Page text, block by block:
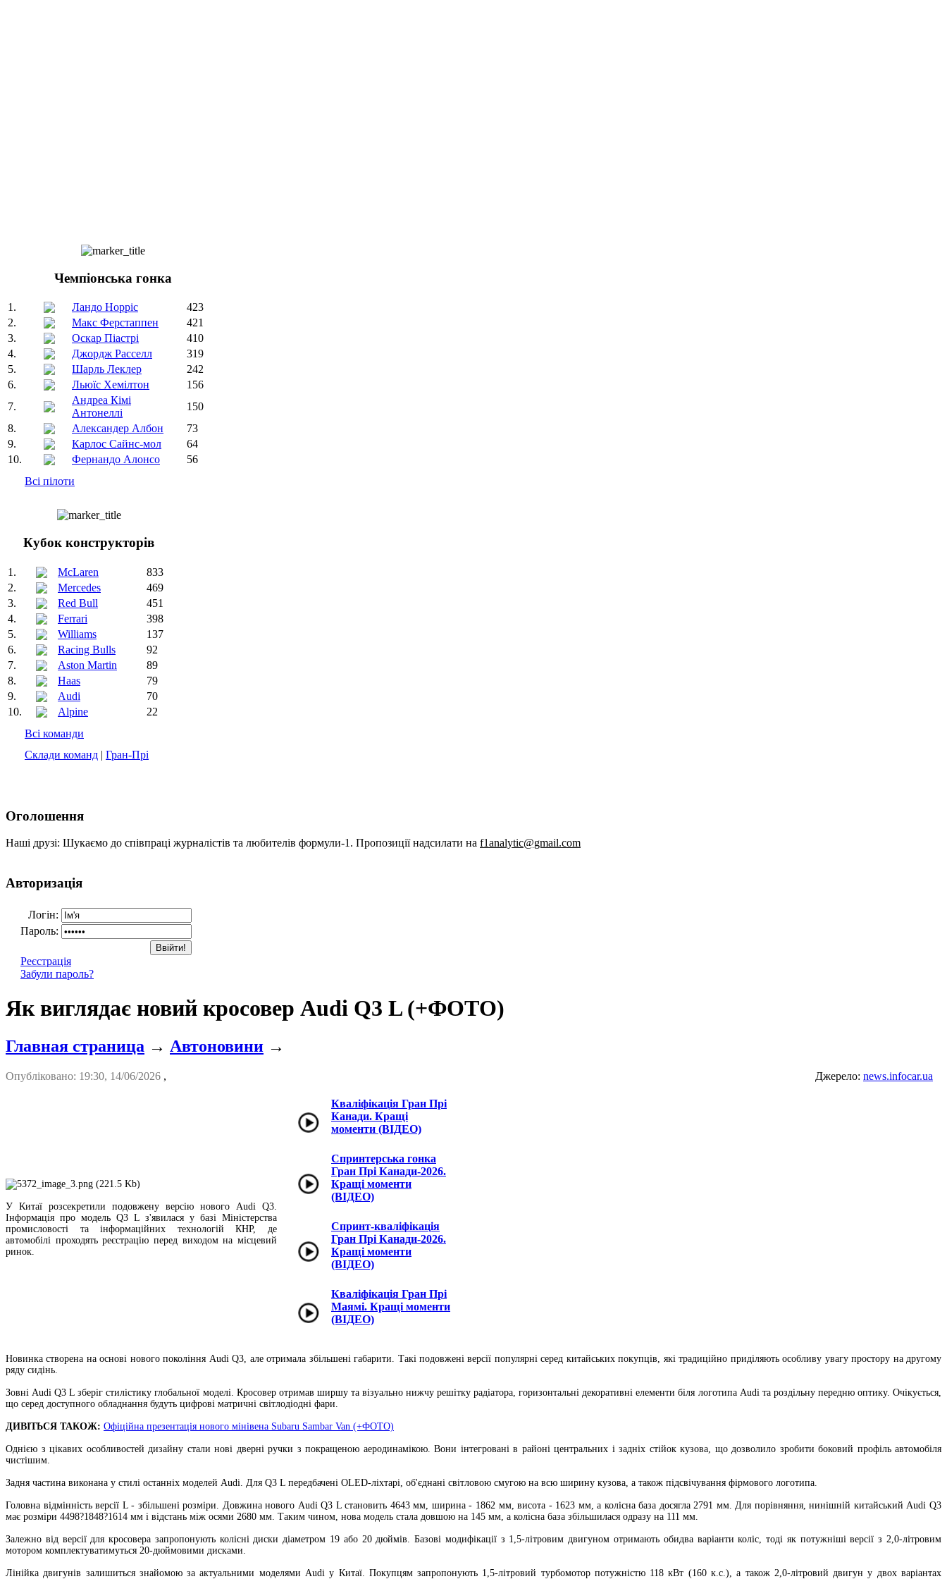
Чемпіонська гонка
1. Ландо Норріс
423
2.
Макс Ферстаппен
421
3.
Оскар Піастрі
410
4.
Джордж Расселл
319
5.
Шарль Леклер
242
6.
Льюїс Хемілтон
156
7.
Андреа Кімі
Антонеллі
150
8.
Александер Албон
73
9.
Карлос Сайнс-мол
64
10.
Фернандо Алонсо
56
Всі пілоти
Кубок конструкторів
1. McLaren
833
2.
Mercedes
469
3.
Red Bull
451
4.
Ferrari
398
5.
Williams
137
6.
Racing Bulls
92
7.
Aston Martin
89
8.
Haas
79
9.
Audi
70
10.
Alpine
22
Всі команди
Склади команд | Гран-Прі
Оголошення
Наші друзі: Шукаємо до співпраці журналістів та любителів формули-1. Пропозиції надсилати на f1analytic@gmail.com
Авторизація
Логін:
Пароль:
Реєстрація
Забули пароль?
Як виглядає новий кросовер Audi Q3 L (+ФОТО)
Главная страница → Автоновини →
Опубліковано: 19:30, 14/06/2026 , Джерело: news.infocar.ua
У Китаї розсекретили подовжену версію нового Audi Q3.
Інформація про модель Q3 L з'явилася у базі Міністерства
промисловості та інформаційних технологій КНР, де
автомобілі проходять реєстрацію перед виходом на місцевий
ринок.
Кваліфікація Гран Прі
Канади. Кращі
моменти (ВІДЕО)
Спринтерська гонка
Гран Прі Канади-2026.
Кращі моменти
(ВІДЕО)
Спринт-кваліфікація
Гран Прі Канади-2026.
Кращі моменти
(ВІДЕО)
Кваліфікація Гран Прі
Маямі. Кращі моменти
(ВІДЕО)
Новинка створена на основі нового покоління Audi Q3, але отримала збільшені габарити. Такі подовжені версії популярні серед китайських покупців, які традиційно приділяють особливу увагу простору на другому
ряду сидінь.
Зовні Audi Q3 L зберіг стилістику глобальної моделі. Кросовер отримав ширшу та візуально нижчу решітку радіатора, горизонтальні декоративні елементи біля логотипа Audi та роздільну передню оптику. Очікується,
що серед доступного обладнання будуть цифрові матричні світлодіодні фари.
ДИВІТЬСЯ ТАКОЖ: Офіційна презентація нового мінівена Subaru Sambar Van (+ФОТО)
Однією з цікавих особливостей дизайну стали нові дверні ручки з покращеною аеродинамікою. Вони інтегровані в районі центральних і задніх стійок кузова, що дозволило зробити боковий профіль автомобіля
чистішим.
Задня частина виконана у стилі останніх моделей Audi. Для Q3 L передбачені OLED-ліхтарі, об'єднані світловою смугою на всю ширину кузова, а також підсвічування фірмового логотипа.
Головна відмінність версії L - збільшені розміри. Довжина нового Audi Q3 L становить 4643 мм, ширина - 1862 мм, висота - 1623 мм, а колісна база досягла 2791 мм. Для порівняння, нинішній китайський Audi Q3
має розміри 4498?1848?1614 мм і відстань між осями 2680 мм. Таким чином, нова модель стала довшою на 145 мм, а колісна база збільшилася одразу на 111 мм.
Залежно від версії для кросовера запропонують колісні диски діаметром 19 або 20 дюймів. Базові модифікації з 1,5-літровим двигуном отримають обидва варіанти коліс, тоді як потужніші версії з 2,0-літровим
мотором комплектуватимуться 20-дюймовими дисками.
Лінійка двигунів залишиться знайомою за актуальними моделями Audi у Китаї. Покупцям запропонують 1,5-літровий турбомотор потужністю 118 кВт (160 к.с.), а також 2,0-літровий двигун у двох варіантах